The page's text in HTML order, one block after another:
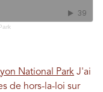
National Park J'ai
de hors-la-loi sur